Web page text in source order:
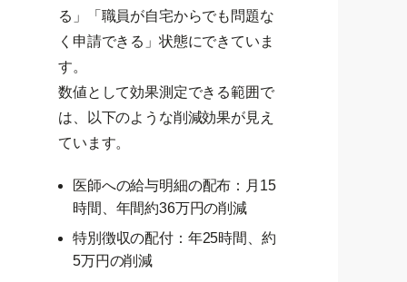
る」「職員が自宅からでも問題な
く申請できる」状態にできていま
す。
数値として効果測定できる範囲で
は、以下のような削減効果が見え
ています。
医師への給与明細の配布：月15
時間、年間約36万円の削減
特別徴収の配付：年25時間、約
5万円の削減